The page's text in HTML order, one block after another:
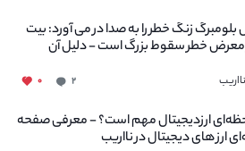
زنگ خطر را به صدا در می آورد: بیت
معرض خطر سقوط بزرگ است - دلیل آن
نااریب ۲ ۰
ارزدیجیتال مهم است؟ - معرفی صفحه
ارز های دیجیتال در نااریب